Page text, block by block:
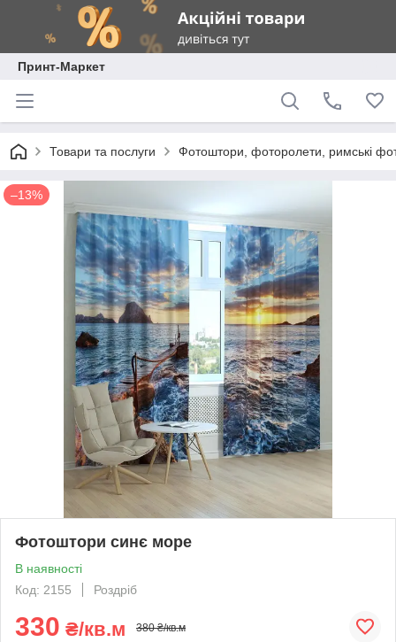
Принт-Маркет
Товари та послуги Фотоштори, фоторолети, римські
–13%
Фотоштори синє море
В наявності
Код: 2155
Роздріб
330 ₴/кв.м 380 ₴/кв.м